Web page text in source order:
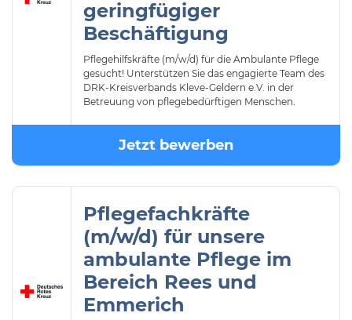
geringfügiger
Beschäftigung
Pflegehilfskräfte (m/w/d) für die Ambulante Pflege
gesucht! Unterstützen Sie das engagierte Team des
DRK-Kreisverbands Kleve-Geldern e.V. in der
Betreuung von pflegebedürftigen Menschen.
Jetzt bewerben
Pflegefachkräfte
(m/w/d) für unsere
ambulante Pflege im
Bereich Rees und
Emmerich